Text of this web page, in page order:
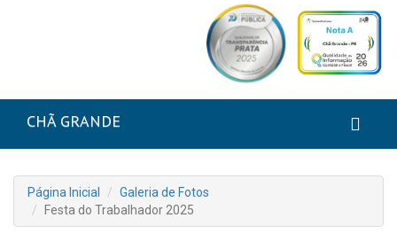
CHÃ GRANDE
Página Inicial
Galeria de Fotos
Festa do Trabalhador 2025